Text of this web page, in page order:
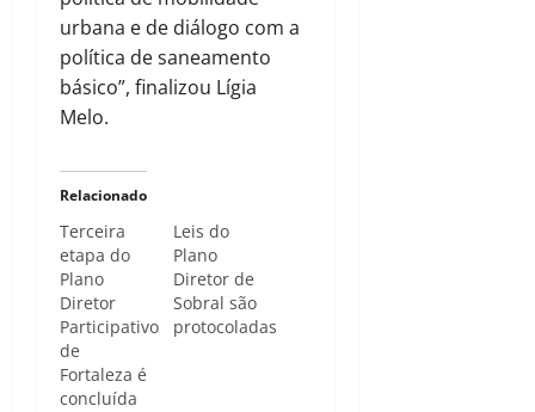
urbana e de diálogo com a
política de saneamento
básico”, finalizou Lígia
Melo.
Relacionado
Terceira
etapa do
Plano
Diretor
Participativo
de
Fortaleza é
concluída
Leis do
Plano
Diretor de
Sobral são
protocoladas